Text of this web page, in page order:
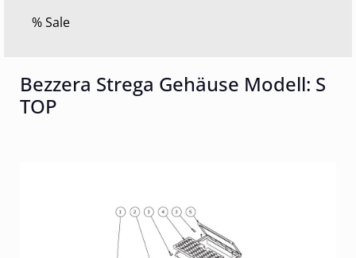
% Sale
Bezzera Strega Gehäuse Modell: S
TOP